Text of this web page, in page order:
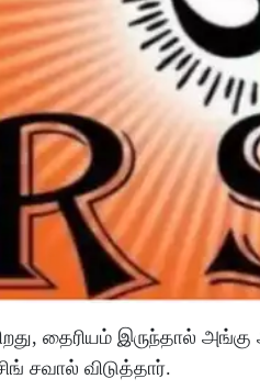
தைரியம் இருந்தால்
சவால் விடுத்தார்.